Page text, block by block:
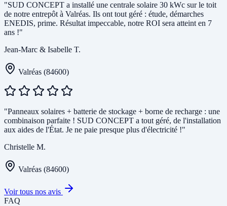
"SUD CONCEPT a installé une centrale solaire 30 kWc sur le toit
de notre entrepôt à Valréas. Ils ont tout géré : étude, démarches
ENEDIS, prime. Résultat impeccable, notre ROI sera atteint en 7
ans !"
Jean-Marc & Isabelle T.
Valréas (84600)
"Panneaux solaires + batterie de stockage + borne de recharge : une
combinaison parfaite ! SUD CONCEPT a tout géré, de l'installation
aux aides de l'État. Je ne paie presque plus d'électricité !"
Christelle M.
Valréas (84600)
Voir tous nos avis
FAQ